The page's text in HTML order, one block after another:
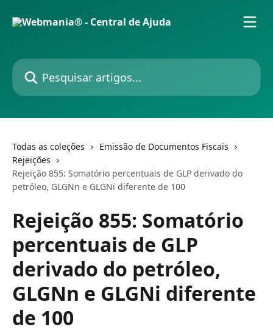
Pesquisar artigos...
Todas as coleções
Emissão de Documentos Fiscais
Rejeições
Rejeição 855: Somatório percentuais de GLP derivado do
petróleo, GLGNn e GLGNi diferente de 100
Rejeição 855: Somatório
percentuais de GLP
derivado do petróleo,
GLGNn e GLGNi diferente
de 100